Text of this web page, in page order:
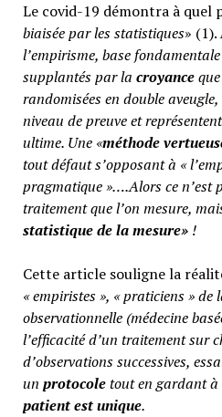
Le covid-19 démontra à quel
biaisée par les statistiques» (1).
l’empirisme, base
supplantés par la croyanceque
randomisées en double
niveau de preuve et
ultime. Une «méthode
tout défaut s’opposant à «
pragmatique »….Alors ce n’est
traitement que l’on mesure,
statistique de la mesure» !
Cette article souligne la
« empiristes », « praticiens » de
observationnelle (médecine
l’efficacité d’un traitement sur
d’observations successives,
un protocoletout en gardant à
patient est unique.